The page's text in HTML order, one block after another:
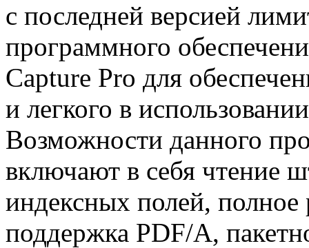
с последней версией
программного
Capture Pro для
и легкого в
Возможности данного
включают в себя чтение
индексных полей, полное
поддержка PDF/A,